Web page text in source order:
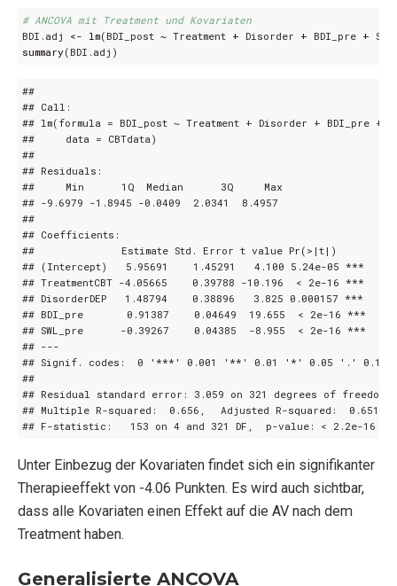
# ANCOVA mit Treatment und Kovariaten
BDI.adj
<- lm( BDI_post ~ Treatment + Disorder + BDI_pre +
summary( BDI.adj )
Unter Einbezug der Kovariaten findet sich ein signifikanter
Therapieeffekt von -4.06 Punkten. Es wird auch sichtbar,
dass alle Kovariaten einen Effekt auf die AV nach dem
Treatment haben.
Generalisierte ANCOVA